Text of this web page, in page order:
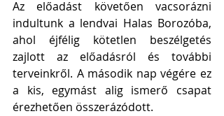
Az előadást követően vacsorázni
indultunk a lendvai Halas Borozóba,
ahol éjfélig kötetlen beszélgetés
zajlott az előadásról és további
terveinkről. A második nap végére ez
a kis, egymást alig ismerő csapat
érezhetően összerázódott.